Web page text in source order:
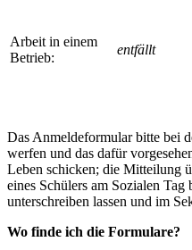
Arbeit in einem
Betrieb:
entfällt
Das Anmeldeformular bitte bei
werfen und das dafür
Leben schicken; die Mitteilung
eines Schülers am Sozialen
unterschreiben las­sen und im
Wo finde ich die Formulare?